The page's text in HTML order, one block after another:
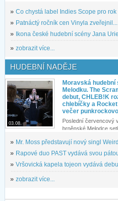
» Co chystá label Indies Scope pro
» Patnáctý ročník cen Vinyla zveřejnil...
»
Ikona české hudební scény Jana
» zobrazit více...
HUDEBNÍ NADĚJE
03.08.
Moravská hudební
Melodku. The
debut, CHLEB!K
chlebíčky a
večer
Poslední červencový
brněnské Melodce
» Mr. Moss představují nový singl
» Rapové duo PAST vydává svou
» Vršovická kapela tojeon vydává
» zobrazit více...